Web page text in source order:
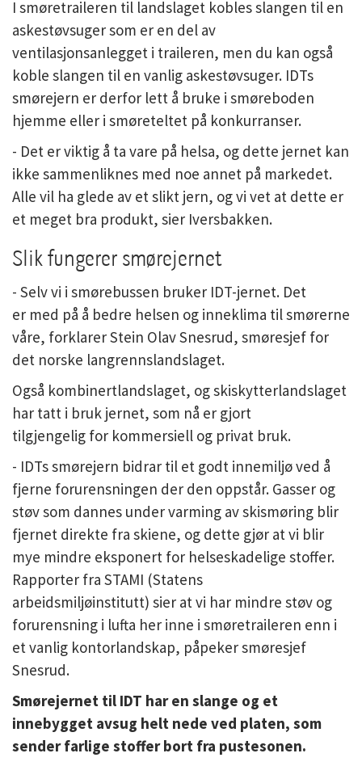
I smøretraileren til landslaget kobles slangen til en
askestøvsuger som er en del av
ventilasjonsanlegget i traileren, men du kan også
koble slangen til en vanlig askestøvsuger. IDTs
smørejern er derfor lett å bruke i smøreboden
hjemme eller i smøreteltet på konkurranser.
- Det er viktig å ta vare på helsa, og dette jernet kan
ikke sammenliknes med noe annet på markedet.
Alle vil ha glede av et slikt jern, og vi vet at dette er
et meget bra produkt, sier Iversbakken.
Slik fungerer smørejernet
- Selv vi i smørebussen bruker IDT-jernet. Det
er med på å bedre helsen og inneklima til smørerne
våre, forklarer Stein Olav Snesrud, smøresjef for
det norske langrennslandslaget.
Også kombinertlandslaget, og skiskytterlandslaget
har tatt i bruk jernet, som nå er gjort
tilgjengelig for kommersiell og privat bruk.
- IDTs smørejern bidrar til et godt innemiljø ved å
fjerne forurensningen der den oppstår. Gasser og
støv som dannes under varming av skismøring blir
fjernet direkte fra skiene, og dette gjør at vi blir
mye mindre eksponert for helseskadelige stoffer.
Rapporter fra STAMI (Statens
arbeidsmiljøinstitutt) sier at vi har mindre støv og
forurensning i lufta her inne i smøretraileren enn i
et vanlig kontorlandskap, påpeker smøresjef
Snesrud.
Smørejernet til IDT har en slange og et
innebygget avsug helt nede ved platen, som
sender farlige stoffer bort fra pustesonen.